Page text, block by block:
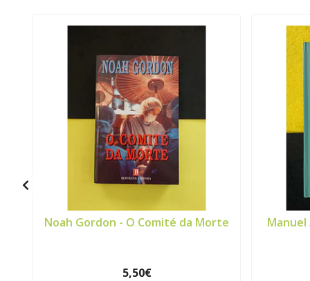
Noah Gordon - O Comité da Morte
5,50€